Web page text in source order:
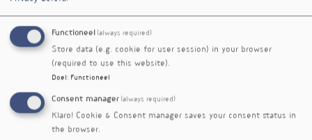
foliumzuur en visvetzuren, en een te hoge
consumptie van verzadigd vet en suiker.
Sociaaleconomische factoren spelen hierbij een
belangrijke rol. Net als in de VS is intensieve
voedingsbegeleiding nodig om de gezondheid
van moeder en kind te verbeteren.
Hoewel de studie waardevolle inzichten biedt, is
het belangrijk op te merken dat de HEI is
Functioneel (always required)
Store data (e.g. cookie for user session) in your browser
(required to use this website).
Doel : Functioneel
Consent manager (always required)
Klaro! Cookie & Consent manager saves your consent status in
the browser.